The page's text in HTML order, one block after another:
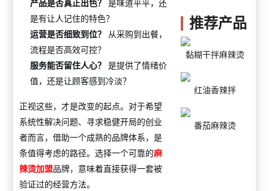
产品是否真正出色？
是味道平平，还
是有让人记住的特色？
运营是否细致到位？
从采购到出餐，
流程是否高效可控？
服务能否留住人心？
是提供了情绪价
值，还是让顾客感到冷淡？
正视这些，才是改变的起点。对于希望
系统性解决问题、寻求稳健开局的创业
者而言，借助一个成熟的品牌体系，是
条值得考虑的路径。选择一个可靠的麻
辣烫加盟品牌，意味着直接获得一套被
验证过的经营方法。
推荐产品
黏糊干拌麻辣烫
红油香辣拌
番茄麻辣烫